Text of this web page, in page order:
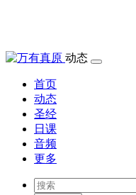
动态
首页
动态
圣经
日课
音频
更多